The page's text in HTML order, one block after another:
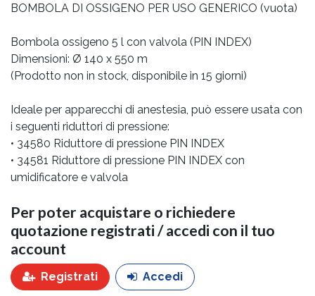
BOMBOLA DI OSSIGENO PER USO GENERICO (vuota)
Bombola ossigeno 5 l con valvola (PIN INDEX)
Dimensioni: Ø 140 x 550 m
(Prodotto non in stock, disponibile in 15 giorni)
Ideale per apparecchi di anestesia, può essere usata con
i seguenti riduttori di pressione:
• 34580 Riduttore di pressione PIN INDEX
• 34581 Riduttore di pressione PIN INDEX con
umidificatore e valvola
Per poter acquistare o richiedere
quotazione registrati / accedi con il tuo
account
Registrati Accedi